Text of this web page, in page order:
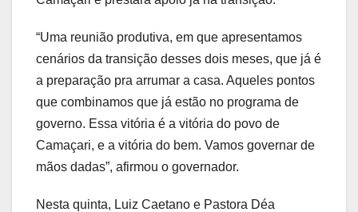
“Uma reunião produtiva, em que apresentamos
cenários da transição desses dois meses, que já é
a preparação pra arrumar a casa. Aqueles pontos
que combinamos que já estão no programa de
governo. Essa vitória é a vitória do povo de
Camaçari, e a vitória do bem. Vamos governar de
mãos dadas”, afirmou o governador.
Nesta quinta, Luiz Caetano e Pastora Déa